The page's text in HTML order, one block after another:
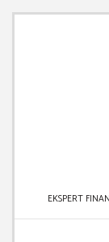
EKSPERT